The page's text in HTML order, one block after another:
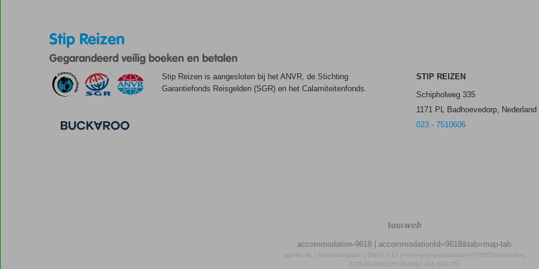
Stip Reizen
Gegarandeerd veilig boeken en betalen
Stip Reizen is aangesloten bij het ANVR, de Stichting
Garantiefonds Reisgelden (SGR) en het Calamiteitenfonds.
STIP REIZEN
Schipholweg 335
1171 PL Badhoevedorp, Nederland
023 - 7510606
TourWeb
accommodation-9618 | accommodationId=9618&tab=map-tab
stip-NL-NL | Accommodation | 380.0.0.13 | netm-web-ui-production-7f756f55dd-mm9vq
3:25:30 AM (3:25:30 AM) | 114 (101|75)